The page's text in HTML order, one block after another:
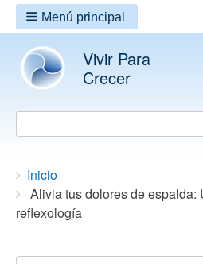
Vivir Para
Crecer
Search
Menú principal
Breadcrumbs
You
are
here:
Inicio
Alivia tus dolores de espalda:
reflexología